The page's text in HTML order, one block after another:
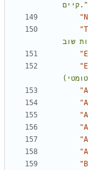
קיים."